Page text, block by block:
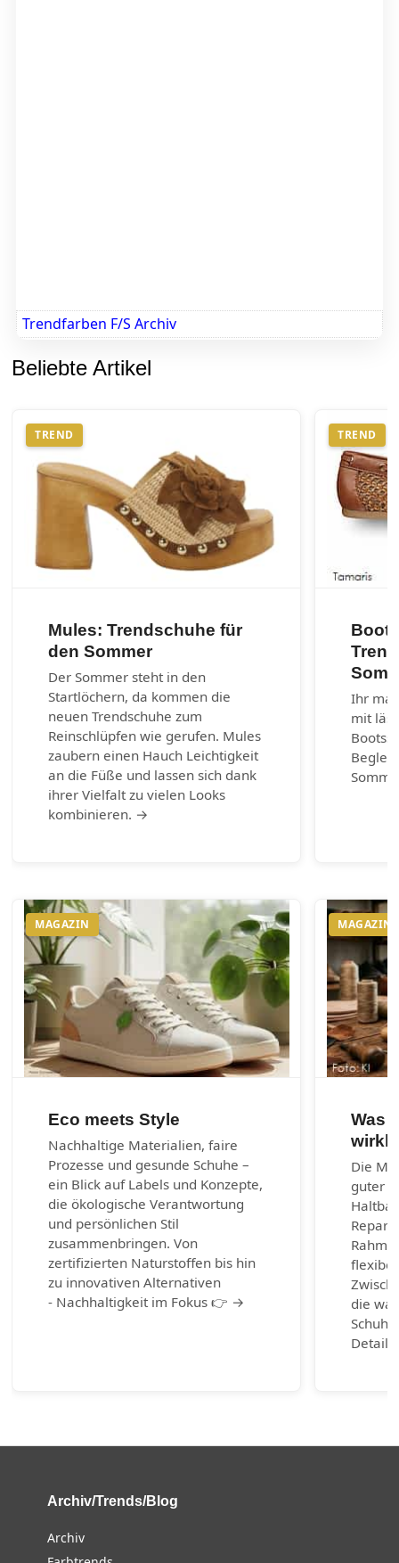
Trendfarben F/S Archiv
Beliebte Artikel
TREND
Mules: Trendschuhe für
den Sommer
Der Sommer steht in den
Startlöchern, da kommen die
neuen Trendschuhe zum
Reinschlüpfen wie gerufen. Mules
zaubern einen Hauch Leichtigkeit
an die Füße und lassen sich dank
ihrer Vielfalt zu vielen Looks
kombinieren. →
TREND
Ihr
mit
MAGAZIN
Eco meets Style
Nachhaltige Materialien, faire
Prozesse und gesunde Schuhe –
ein Blick auf Labels und Konzepte,
die ökologische Verantwortung
und persönlichen Stil
zusammenbringen. Von
zertifizierten Naturstoffen bis hin
zu innovativen Alternativen
- Nachhaltigkeit im Fokus 👉 →
MAGAZIN
Was
Die
guter
flexibel
die
Detail
Archiv/Trends/Blog
Archiv